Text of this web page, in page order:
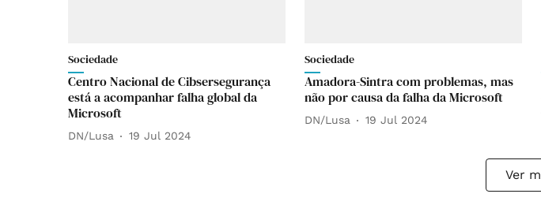
Sociedade
Centro Nacional de Cibsersegurança
está a acompanhar falha global da
Microsoft
DN/Lusa 19 Jul 2024
Sociedade
Amadora-Sintra com problemas, mas
não por causa da falha da Microsoft
DN/Lusa 19 Jul 2024
Ver